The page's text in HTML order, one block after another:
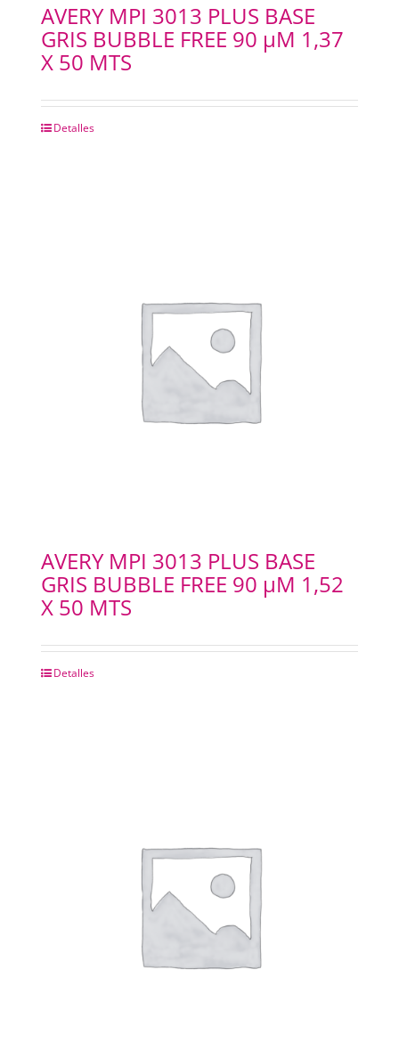
AVERY MPI 3013 PLUS BASE
GRIS BUBBLE FREE 90 µM 1,37
X 50 MTS
Detalles
AVERY MPI 3013 PLUS BASE
GRIS BUBBLE FREE 90 µM 1,52
X 50 MTS
Detalles